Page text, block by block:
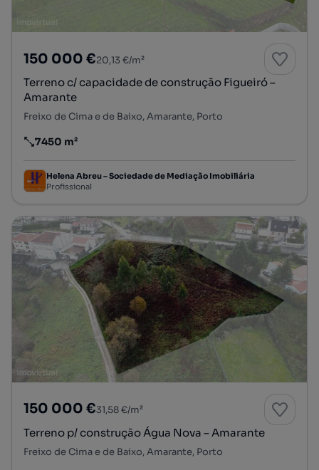
150 000 €20,13 €/m²
Terreno c/ capacidade de construção Figueiró –
Amarante
Freixo de Cima e de Baixo, Amarante, Porto
Preço por metro quadrado
7450 m²
Helena Abreu – Sociedade de Mediação Imobiliária
Profissional
150 000 €31,58 €/m²
Terreno p/ construção Água Nova – Amarante
Freixo de Cima e de Baixo, Amarante, Porto